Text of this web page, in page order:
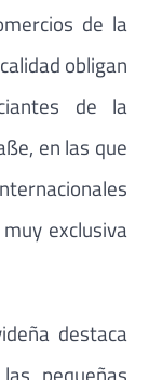
de la
obligan
de la
en las que
exclusiva
destaca
pequeñas